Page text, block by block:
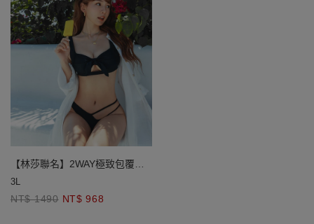
【林莎聯名】2WAY極致包覆綁
帶鏤空比基尼
3L
NT$ 1490 NT$ 968